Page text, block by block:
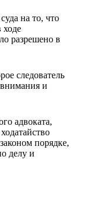
на то, что
ходе
разрешено в
следователь
внимания и
адвоката,
порядке,
делу и